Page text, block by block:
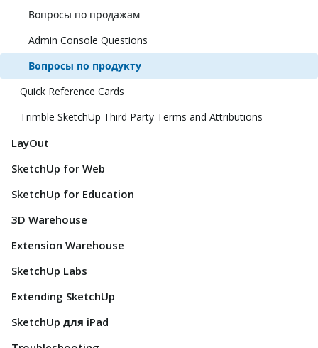
Вопросы по продажам
Admin Console Questions
Вопросы по продукту
Quick Reference Cards
Trimble SketchUp Third Party Terms and Attributions
LayOut
SketchUp for Web
SketchUp for Education
3D Warehouse
Extension Warehouse
SketchUp Labs
Extending SketchUp
SketchUp для iPad